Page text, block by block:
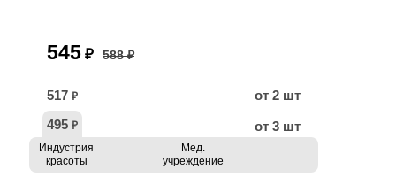
545 ₽ 588 ₽
517 ₽
от 2 шт
495 ₽ от 3 шт
Индустрия
красоты
Мед.
учреждение